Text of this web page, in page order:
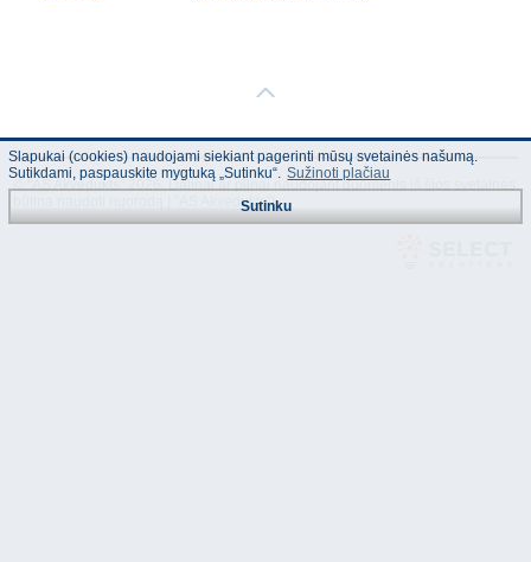
© "AS Akvedukts" 2026. Dalinai ar pilnai naudojant duomenis iš šios svetainės
būtina naudoti nuorodą Į "AS Akvedukts"!
Slapukai (cookies) naudojami siekiant pagerinti mūsų svetainės našumą.
Sutikdami, paspauskite mygtuką „Sutinku“. Sužinoti plačiau
Sutinku